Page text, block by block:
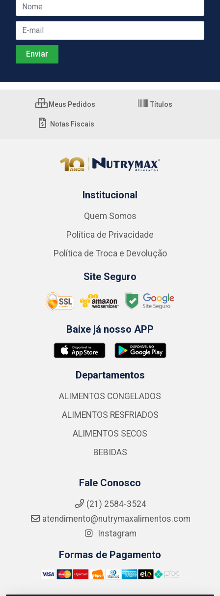
Meus Pedidos Títulos
Notas Fiscais
Institucional
Quem Somos
Política de Privacidade
Política de Troca e Devolução
Site Seguro
Baixe já nosso APP
Departamentos
ALIMENTOS CONGELADOS
ALIMENTOS RESFRIADOS
ALIMENTOS SECOS
BEBIDAS
Fale Conosco
(21) 2584-3524
atendimento@nutrymaxalimentos.com
Instagram
Formas de Pagamento